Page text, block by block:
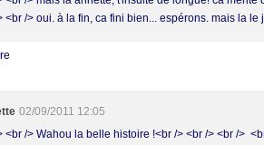
<br /> oui. à la fin, ca fini bien... espérons. mais la le
02/09/2011 12:05
<br /> Wahou la belle histoire !<br /> <br /> <br />